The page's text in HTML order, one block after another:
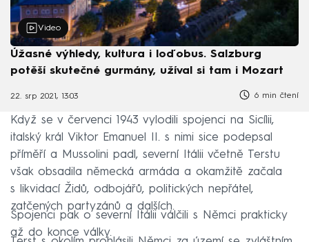
Video
Úžasné výhledy, kultura i loďobus. Salzburg
potěší skutečné gurmány, užíval si tam i Mozart
22. srp 2021, 13:03 6 min čtení
Když se v červenci 1943 vylodili spojenci na Sicílii,
italský král Viktor Emanuel II. s nimi sice podepsal
příměří a Mussolini padl, severní Itálii včetně Terstu
však obsadila německá armáda a okamžitě začala
s likvidací Židů, odbojářů, politických nepřátel,
zatčených partyzánů a dalších.
Spojenci pak o severní Itálii válčili s Němci prakticky
až do konce války.